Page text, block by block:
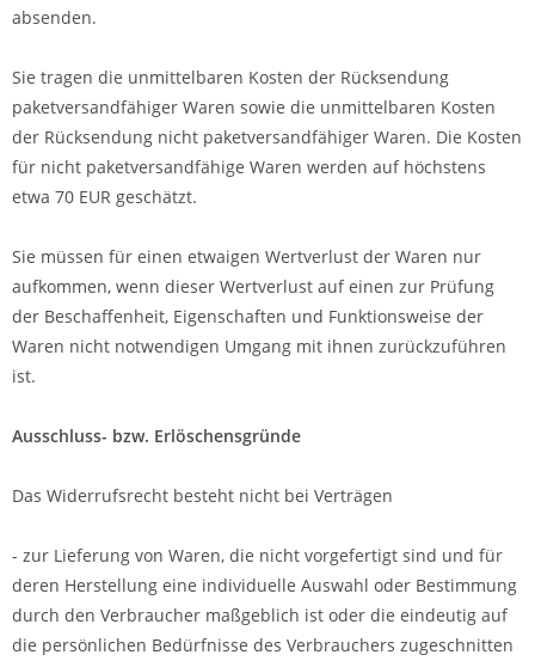
absenden.
Sie tragen die unmittelbaren Kosten der Rücksendung
paketversandfähiger Waren sowie die unmittelbaren Kosten
der Rücksendung nicht paketversandfähiger Waren. Die Kosten
für nicht paketversandfähige Waren werden auf höchstens
etwa 70 EUR geschätzt.
Sie müssen für einen etwaigen Wertverlust der Waren nur
aufkommen, wenn dieser Wertverlust auf einen zur Prüfung
der Beschaffenheit, Eigenschaften und Funktionsweise der
Waren nicht notwendigen Umgang mit ihnen zurückzuführen
ist.
Ausschluss- bzw. Erlöschensgründe
Das Widerrufsrecht besteht nicht bei Verträgen
- zur Lieferung von Waren, die nicht vorgefertigt sind und für
deren Herstellung eine individuelle Auswahl oder Bestimmung
durch den Verbraucher maßgeblich ist oder die eindeutig auf
die persönlichen Bedürfnisse des Verbrauchers zugeschnitten